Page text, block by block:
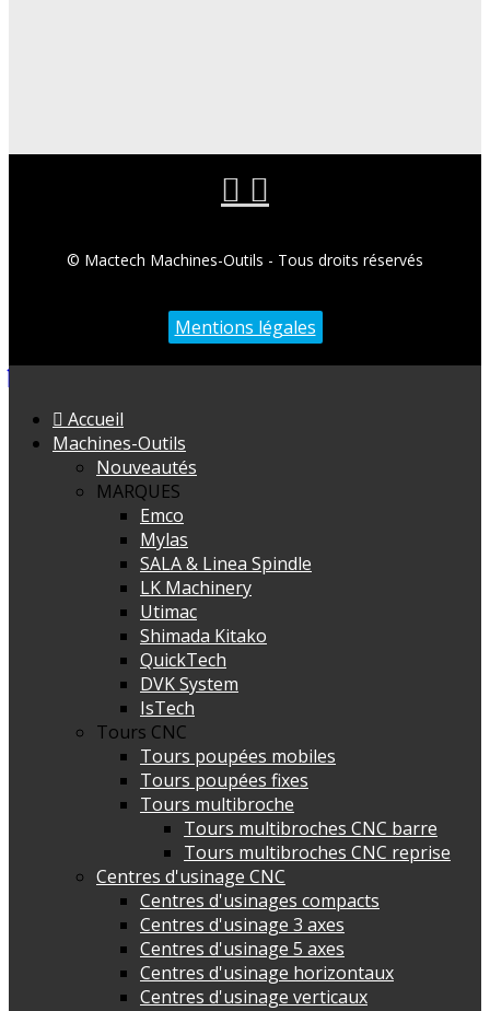
© Mactech Machines-Outils - Tous droits réservés
Mentions légales
Accueil
Machines-Outils
Nouveautés
MARQUES
Emco
Mylas
SALA & Linea Spindle
LK Machinery
Utimac
Shimada Kitako
QuickTech
DVK System
IsTech
Tours CNC
Tours poupées mobiles
Tours poupées fixes
Tours multibroche
Tours multibroches CNC barre
Tours multibroches CNC reprise
Centres d'usinage CNC
Centres d'usinages compacts
Centres d'usinage 3 axes
Centres d'usinage 5 axes
Centres d'usinage horizontaux
Centres d'usinage verticaux